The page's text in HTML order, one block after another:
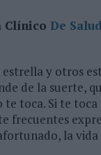
Clínico De
y otros
de la suerte,
toca. Si te
frecuentes
la vida